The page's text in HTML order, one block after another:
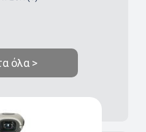
όλα >